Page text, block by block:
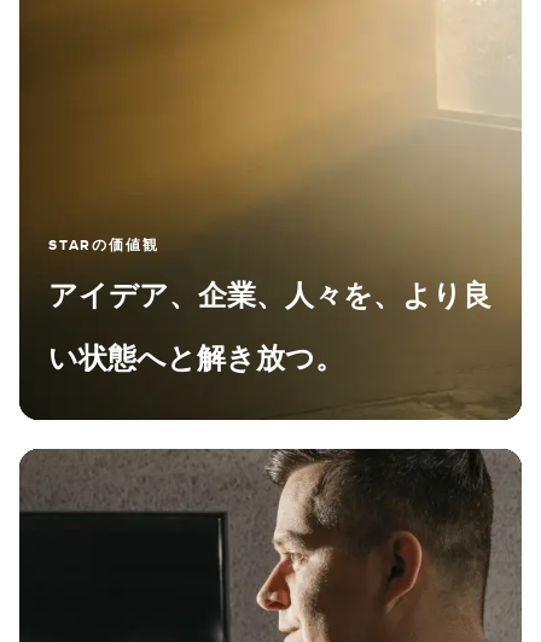
STARの価値観
アイデア、企業、人々を、より良
い状態へと解き放つ。